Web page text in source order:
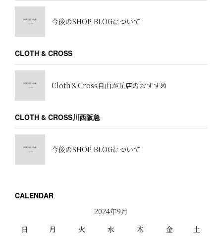
今後のSHOP BLOGについて
CLOTH & CROSS
Cloth＆Cross自由が丘店のおすすめ
CLOTH & CROSS川西阪急
今後のSHOP BLOGについて
CALENDAR
2024年9月
日
月 火 水 木 金
土